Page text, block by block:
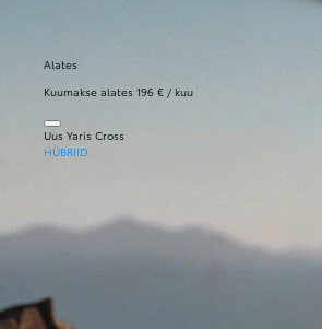
Alates
Kuumakse alates 196 € / kuu
Uus Yaris Cross
HÜBRIID